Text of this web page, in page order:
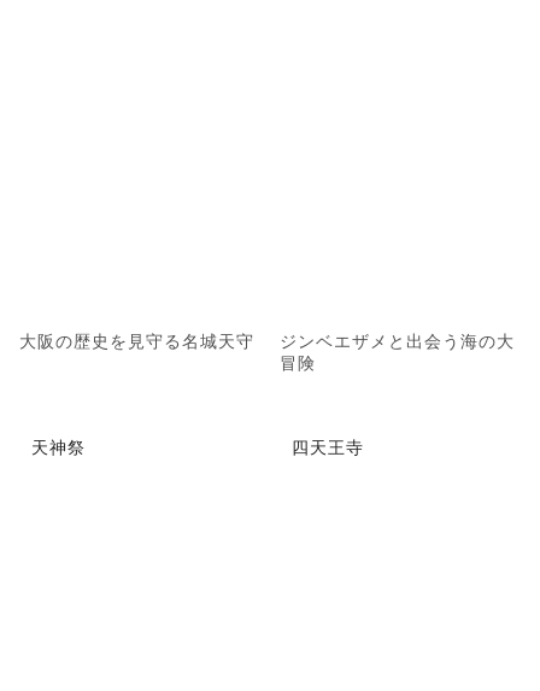
大阪の歴史を見守る名城天守
ジンベエザメと出会う海の大
冒険
天神祭 四天王寺